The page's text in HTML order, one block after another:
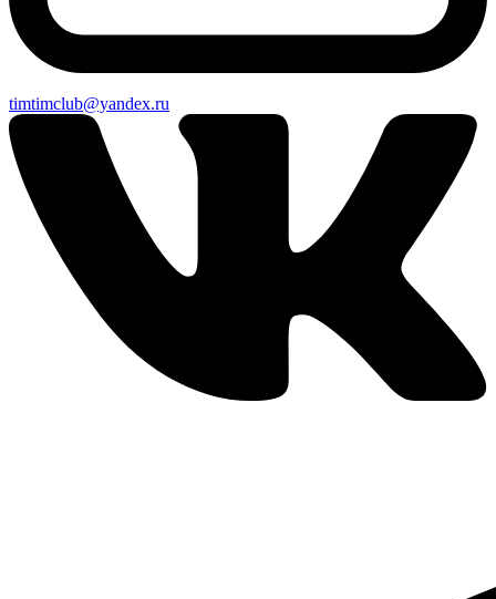
timtimclub@yandex.ru